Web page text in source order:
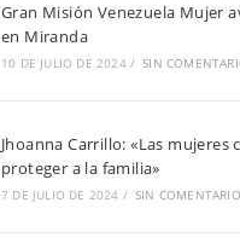
Gran Misión Venezuela Mujer
en Miranda
10 DE JULIO DE 2024 / SIN
Jhoanna Carrillo: «Las mujeres
proteger a la familia»
7 DE JULIO DE 2024 / SIN